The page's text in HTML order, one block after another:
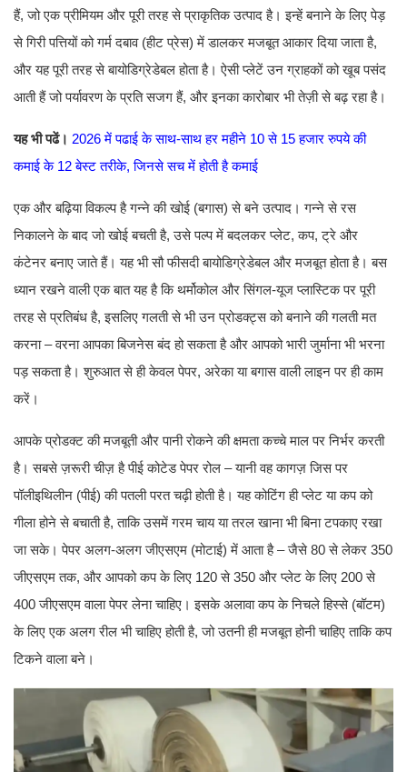
हैं, जो एक प्रीमियम और पूरी तरह से प्राकृतिक उत्पाद है। इन्हें बनाने के लिए पेड़
से गिरी पत्तियों को गर्म दबाव (हीट प्रेस) में डालकर मजबूत आकार दिया जाता है,
और यह पूरी तरह से बायोडिग्रेडेबल होता है। ऐसी प्लेटें उन ग्राहकों को खूब पसंद
आती हैं जो पर्यावरण के प्रति सजग हैं, और इनका कारोबार भी तेज़ी से बढ़ रहा है।
यह भी पढें। 2026 में पढाई के साथ-साथ हर महीने 10 से 15 हजार रुपये की
कमाई के 12 बेस्ट तरीके, जिनसे सच में होती है कमाई
एक और बढ़िया विकल्प है गन्ने की खोई (बगास) से बने उत्पाद। गन्ने से रस
निकालने के बाद जो खोई बचती है, उसे पल्प में बदलकर प्लेट, कप, ट्रे और
कंटेनर बनाए जाते हैं। यह भी सौ फीसदी बायोडिग्रेडेबल और मजबूत होता है। बस
ध्यान रखने वाली एक बात यह है कि थर्मोकोल और सिंगल-यूज प्लास्टिक पर पूरी
तरह से प्रतिबंध है, इसलिए गलती से भी उन प्रोडक्ट्स को बनाने की गलती मत
करना – वरना आपका बिजनेस बंद हो सकता है और आपको भारी जुर्माना भी भरना
पड़ सकता है। शुरुआत से ही केवल पेपर, अरेका या बगास वाली लाइन पर ही काम
करें।
आपके प्रोडक्ट की मजबूती और पानी रोकने की क्षमता कच्चे माल पर निर्भर करती
है। सबसे ज़रूरी चीज़ है पीई कोटेड पेपर रोल – यानी वह कागज़ जिस पर
पॉलीइथिलीन (पीई) की पतली परत चढ़ी होती है। यह कोटिंग ही प्लेट या कप को
गीला होने से बचाती है, ताकि उसमें गरम चाय या तरल खाना भी बिना टपकाए रखा
जा सके। पेपर अलग-अलग जीएसएम (मोटाई) में आता है – जैसे 80 से लेकर 350
जीएसएम तक, और आपको कप के लिए 120 से 350 और प्लेट के लिए 200 से
400 जीएसएम वाला पेपर लेना चाहिए। इसके अलावा कप के निचले हिस्से (बॉटम)
के लिए एक अलग रील भी चाहिए होती है, जो उतनी ही मजबूत होनी चाहिए ताकि कप
टिकने वाला बने।